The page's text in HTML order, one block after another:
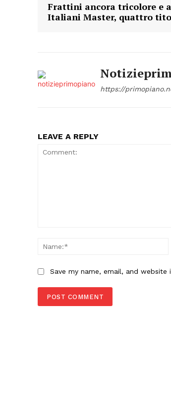
Frattini ancora tricolore e
Italiani Master, quattro
https://
LEAVE A REPLY
Save my name, email, and